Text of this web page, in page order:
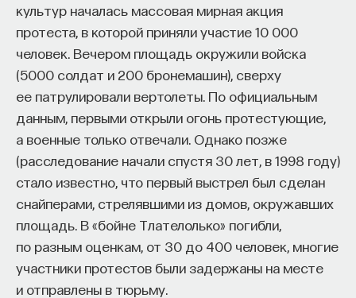
культур началась массовая мирная акция
протеста, в которой приняли участие 10 000
человек. Вечером площадь окружили войска
(5000 солдат и 200 бронемашин), сверху
ее патрулировали вертолеты. По официальным
данным, первыми открыли огонь протестующие,
а военные только отвечали. Однако позже
(расследование начали спустя 30 лет, в 1998 году)
стало известно, что первый выстрел был сделан
снайперами, стрелявшими из домов, окружавших
площадь. В «бойне Тлателолько» погибли,
по разным оценкам, от 30 до 400 человек, многие
участники протестов были задержаны на месте
и отправлены в тюрьму.